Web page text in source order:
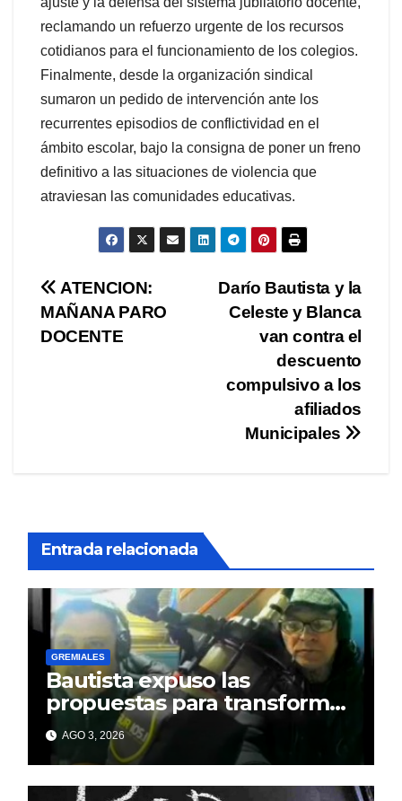
reclamando un refuerzo urgente de los recursos
cotidianos para el funcionamiento de los colegios.
Finalmente, desde la organización sindical
sumaron un pedido de intervención ante los
recurrentes episodios de conflictividad en el
ámbito escolar, bajo la consigna de poner un freno
definitivo a las situaciones de violencia que
atraviesan las comunidades educativas.
Navegación
de
Darío Bautista y la
Celeste y Blanca
van contra el
descuento
compulsivo a los
afiliados
Municipales
ATENCION:
MAÑANA PARO
DOCENTE
Entrada relacionada
GREMIALES
Bautista expuso las
propuestas para transformar
el Sindicato Municipal de
Berisso
AGO 3, 2026